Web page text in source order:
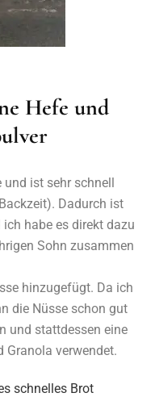
Hefe und
und ist sehr schnell
Dadurch ist
habe es direkt dazu
Sohn zusammen
hinzugefügt. Da ich
die Nüsse schon gut
und stattdessen eine
Granola verwendet.
schnelles Brot